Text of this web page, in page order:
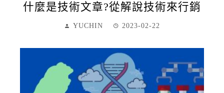
什麼是技術文章?從解說技術來行銷
YUCHIN 2023-02-22